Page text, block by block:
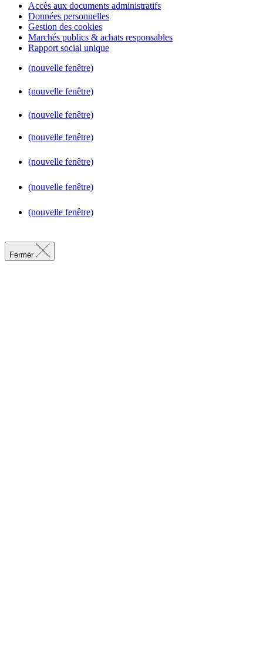
Accès aux documents administratifs
Données personnelles
Gestion des cookies
Marchés publics & achats responsables
Rapport social unique
(nouvelle fenêtre)
(nouvelle fenêtre)
(nouvelle fenêtre)
(nouvelle fenêtre)
(nouvelle fenêtre)
(nouvelle fenêtre)
(nouvelle fenêtre)
Fermer